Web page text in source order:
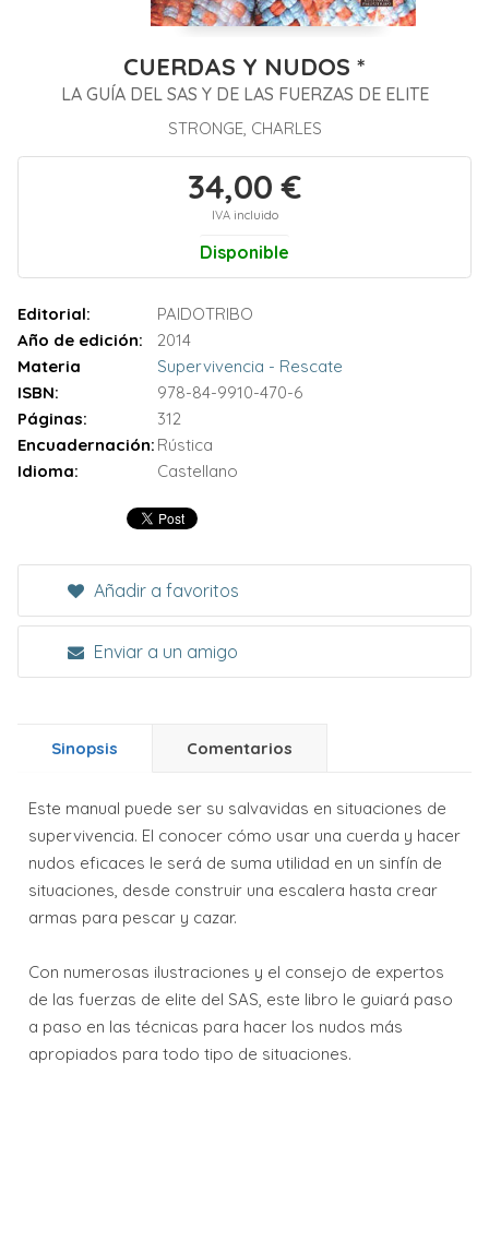
CUERDAS Y NUDOS *
LA GUÍA DEL SAS Y DE LAS FUERZAS DE ELITE
STRONGE, CHARLES
34,00 €
IVA incluido
Disponible
Editorial:
PAIDOTRIBO
Año de edición:
2014
Materia
Supervivencia - Rescate
ISBN:
978-84-9910-470-6
Páginas:
312
Encuadernación: Rústica
Idioma:
Castellano
Añadir a favoritos
Enviar a un amigo
Sinopsis Comentarios
Este manual puede ser su salvavidas en situaciones de
supervivencia. El conocer cómo usar una cuerda y hacer
nudos eficaces le será de suma utilidad en un sinfín de
situaciones, desde construir una escalera hasta crear
armas para pescar y cazar.
Con numerosas ilustraciones y el consejo de expertos
de las fuerzas de elite del SAS, este libro le guiará paso
a paso en las técnicas para hacer los nudos más
apropiados para todo tipo de situaciones.